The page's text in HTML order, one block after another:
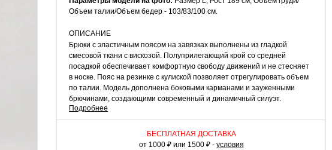
Объем талии/Объем бедер - 103/83/100 см.
ОПИСАНИЕ
Брюки с эластичным поясом на завязках выполнены из гладкой
смесовой ткани с вискозой. Полуприлегающий крой со средней
посадкой обеспечивает комфортную свободу движений и не стесняет
в носке. Пояс на резинке с кулиской позволяет отрегулировать объем
по талии. Модель дополнена боковыми карманами и зауженными
брючинами, создающими современный и динамичный силуэт.
КАК НОСИТЬ
Сочетайте брюки в клетку с базовыми футболками, поло или
рубашками для повседневных образов. В прохладную погоду добавьте
Подробнее
БЕСПЛАТНАЯ ДОСТАВКА
от 1000 ₽ или 1500 ₽ - условия